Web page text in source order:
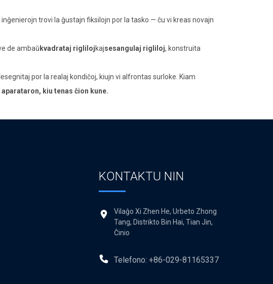
trovi la ĝustajn fiksilojn por la tasko — ĉu vi kreas novajn
de ambaŭkvadrataj riglilojkajsesangulaj rigliloj, konstruita
por la realaj kondiĉoj, kiujn vi alfrontas surloke. Kiam
kiu tenas ĉion kune.
KONTAKTU NIN
Vilaĝo Xi Zhen He, Urbeto Zhong
Tang, Distrikto Bin Hai, Tian Jin,
Ĉinio
Telefono: +86-029-81165337